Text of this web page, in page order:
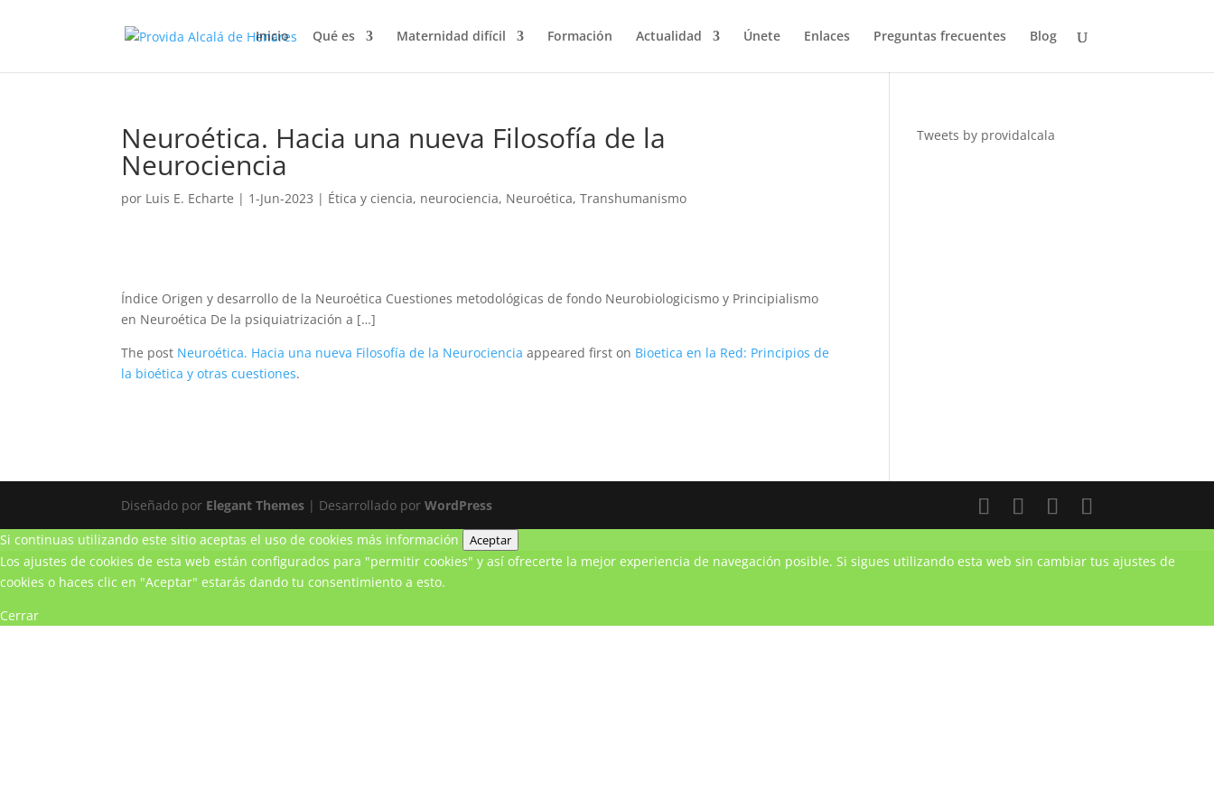
Inicio Qué es Maternidad difícil Formación Actualidad Únete Enlaces Preguntas frecuentes Blog
Neuroética. Hacia una nueva Filosofía de la
Neurociencia
por Luis E. Echarte | 1-Jun-2023 | Ética y ciencia, neurociencia, Neuroética,Transhumanismo
Índice Origen y desarrollo de la Neuroética Cuestiones metodológicas de fondo Neurobiologicismo y Principialismo
en Neuroética De la psiquiatrización a […]
The post Neuroética. Hacia una nueva Filosofía de la Neurociencia appeared first on Bioetica en la Red: Principios de
la bioética y otras cuestiones.
Tweets by providalcala
Diseñado por Elegant Themes | Desarrollado porWordPress
Si continuas utilizando este sitio aceptas el uso de cookies más información Aceptar
Los ajustes de cookies de esta web están configurados para "permitir cookies" y así ofrecerte la mejor experiencia de navegación posible. Si sigues utilizando esta web sin cambiar tus ajustes de
cookies o haces clic en "Aceptar" estarás dando tu consentimiento a esto.
Cerrar